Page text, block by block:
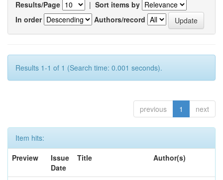
Results/Page | Sort items by
In order
Authors/record
Results 1-1 of 1 (Search time: 0.001 seconds).
previous 1 next
Item hits:
Preview
Issue
Date
Title Author(s)